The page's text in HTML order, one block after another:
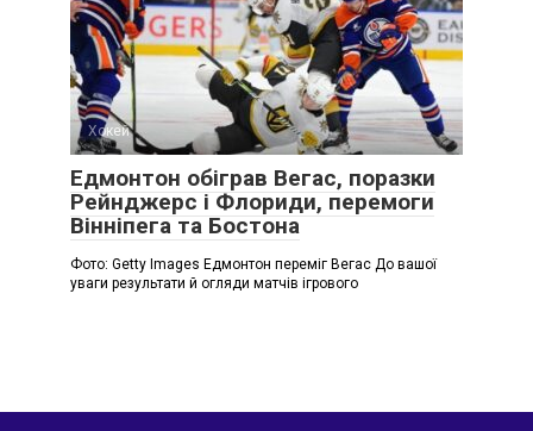
Хокей
Едмонтон обіграв Вегас, поразки
Рейнджерс і Флориди, перемоги
Вінніпега та Бостона
Фото: Getty Images Едмонтон переміг Вегас До вашої
уваги результати й огляди матчів ігрового